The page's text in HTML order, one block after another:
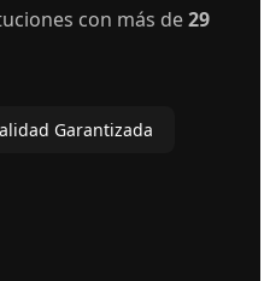
con más de29
Garantizada